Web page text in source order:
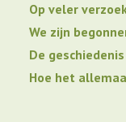
Op veler
We zijn
De
Hoe het